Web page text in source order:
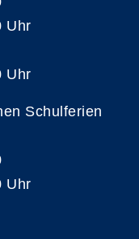
Uhr
Uhr
Schulferien
Uhr